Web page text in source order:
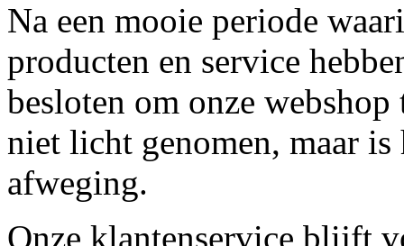
Na een mooie periode
producten en service
besloten om onze
niet licht genomen, maar
afweging.
Onze klantenservice blijft